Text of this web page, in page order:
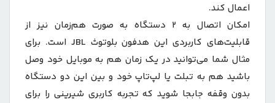
اعمال کند.
امکان اتصال به 2 دستگاه به صورت هم‌زمان نیز از
قابلیت‌های کاربردی این هدفون بلوتوث JBL است. برای
مثال شما می‌توانید در یک زمان هم به موبایل خود وصل
باشید هم به تبلت یا لپ‌تاپ خود و بین این دو دستگاه
بدون وقفه جابجا شوید که تجربه کاربری شیرینی را برای